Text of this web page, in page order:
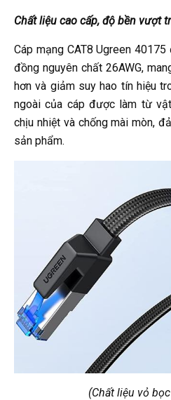
Chất liệu cao cấp, độ bền vượt
Cáp mạng CAT8 Ugreen
đồng nguyên chất 26AWG,
hơn và giảm suy hao tín hiệu
ngoài của cáp được làm từ
chịu nhiệt và chống mài mòn,
sản phẩm.
(Chất liệu vỏ